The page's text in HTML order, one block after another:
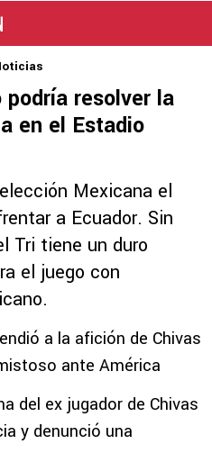
podría resolver la
en el Estadio
Mexicana el
a Ecuador. Sin
Tri tiene un duro
el juego con
a la afición de Chivas
ante América
del ex jugador de Chivas
y denunció una